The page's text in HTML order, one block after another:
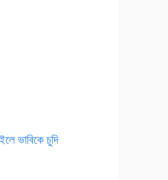
ভাবিকে চুদি